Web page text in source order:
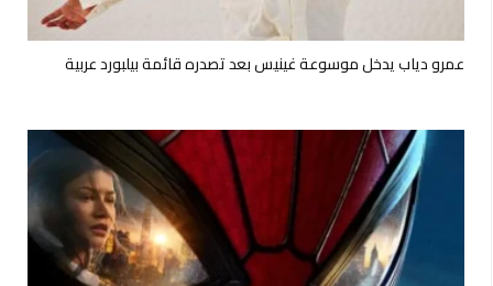
عمرو دياب يدخل موسوعة غينيس بعد تصدره قائمة بيلبورد عربية